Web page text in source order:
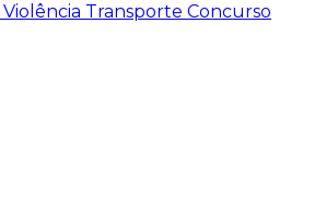
Violência Transporte Concurso